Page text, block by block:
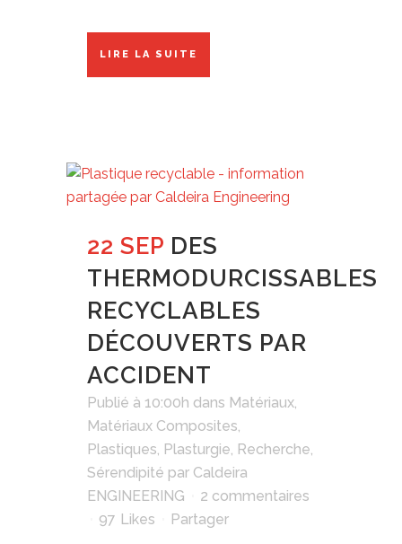
LIRE LA SUITE
22 SEP DES
THERMODURCISSABLES
RECYCLABLES
DÉCOUVERTS PAR
ACCIDENT
Publié à 10:00h dans Matériaux,
Matériaux Composites,
Plastiques, Plasturgie, Recherche,
Sérendipité par Caldeira
ENGINEERING
2 commentaires
97 Likes Partager